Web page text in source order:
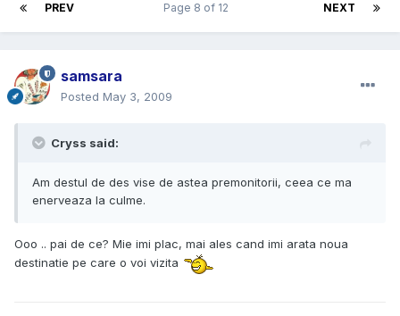
PREV NEXT
Page 8 of 12
samsara
Posted May 3, 2009
Cryss said:
Am destul de des vise de astea premonitorii, ceea ce ma
enerveaza la culme.
Ooo .. pai de ce? Mie imi plac, mai ales cand imi arata noua
destinatie pe care o voi vizita